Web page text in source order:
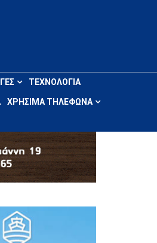
ΤΕΧΝΟΛΟΓΊΑ
ΧΡΉΣΙΜΑ ΤΗΛΈΦΩΝΑ